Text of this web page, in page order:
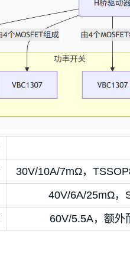
30V/10A/7mΩ，
40V/6A/25mΩ，
60V/5.5A，额外